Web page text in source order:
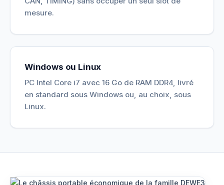
mesure.
Windows ou Linux
PC Intel Core i7 avec 16 Go de RAM DDR4, livré
en standard sous Windows ou, au choix, sous
Linux.